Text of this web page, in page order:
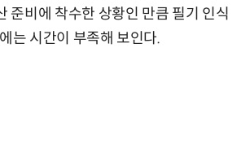
준비에 착수한 상황인 만큼 필기 인식
는 시간이 부족해 보인다.